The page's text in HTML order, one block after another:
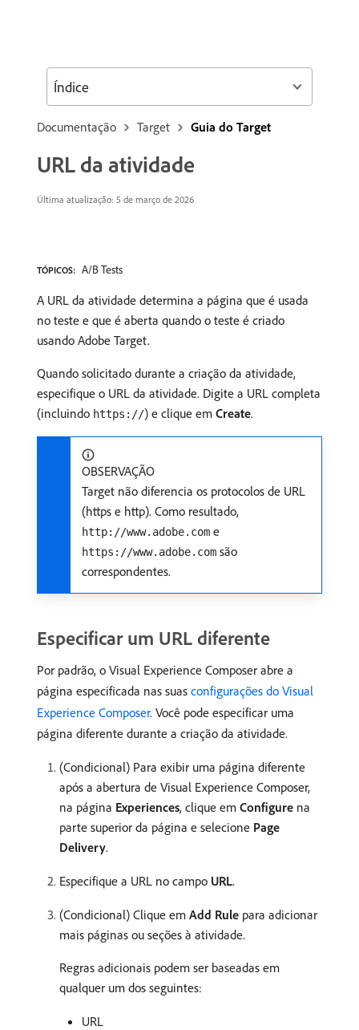
Documentação Target Guia do Target
URL da atividade
Última atualização: 5 de março de 2026
TÓPICOS: A/B Tests
A URL da atividade determina a página que é usada
no teste e que é aberta quando o teste é criado
usando Adobe Target.
Quando solicitado durante a criação da atividade,
especifique o URL da atividade. Digite a URL completa
(incluindo https://) e clique em Create.
OBSERVAÇÃO
Target não diferencia os protocolos de URL
(https e http). Como resultado,
http://www.adobe.com e
https://www.adobe.com são
correspondentes.
Especificar um URL diferente
Por padrão, o Visual Experience Composer abre a
página especificada nas suas configurações do Visual
Experience Composer. Você pode especificar uma
página diferente durante a criação da atividade.
(Condicional) Para exibir uma página diferente
após a abertura de Visual Experience Composer,
na página Experiences, clique em Configure na
parte superior da página e selecione Page
Delivery.
Especifique a URL no campo URL.
(Condicional) Clique em Add Rule para adicionar
mais páginas ou seções à atividade.
Regras adicionais podem ser baseadas em
qualquer um dos seguintes:
URL
Índice